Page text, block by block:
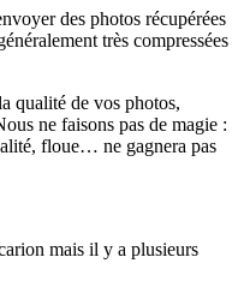
des photos récupérées
très compressées
qualité de vos photos,
ne faisons pas de magie :
floue… ne gagnera pas
mais il y a plusieurs